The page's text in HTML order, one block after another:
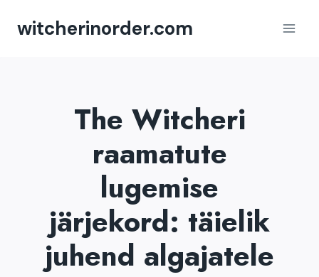
witcherinorder.com
The Witcheri
raamatute
lugemise
järjekord: täielik
juhend algajatele